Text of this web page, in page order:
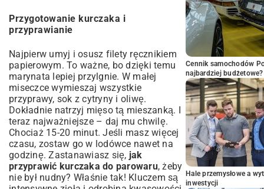
Przygotowanie kurczaka i
przyprawianie
Najpierw umyj i osusz filety ręcznikiem
papierowym. To ważne, bo dzięki temu
marynata lepiej przylgnie. W małej
miseczce wymieszaj wszystkie
przyprawy, sok z cytryny i oliwę.
Dokładnie natrzyj mięso tą mieszanką. I
teraz najważniejsze – daj mu chwilę.
Chociaż 15-20 minut. Jeśli masz więcej
czasu, zostaw go w lodówce nawet na
godzinę. Zastanawiasz się, jak
przyprawić kurczaka do parowaru, żeby
nie był nudny? Właśnie tak! Kluczem są
Cennik samochodów
najbardziej budżetowe?
Hale przemysłowe a
inwestycji